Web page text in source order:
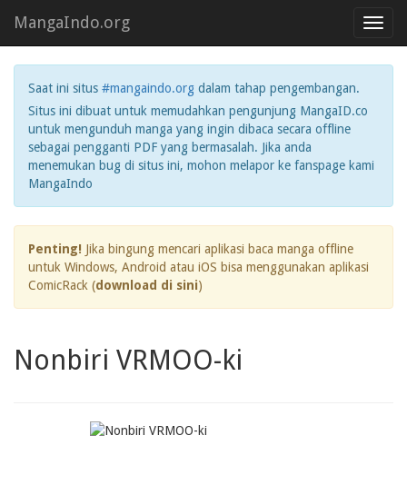
MangaIndo.org
Saat ini situs #mangaindo.org dalam tahap pengembangan.
Situs ini dibuat untuk memudahkan pengunjung MangaID.co
untuk mengunduh manga yang ingin dibaca secara offline
sebagai pengganti PDF yang bermasalah. Jika anda
menemukan bug di situs ini, mohon melapor ke fanspage kami
MangaIndo
Penting! Jika bingung mencari aplikasi baca manga offline
untuk Windows, Android atau iOS bisa menggunakan aplikasi
ComicRack (download di sini)
Nonbiri VRMOO-ki